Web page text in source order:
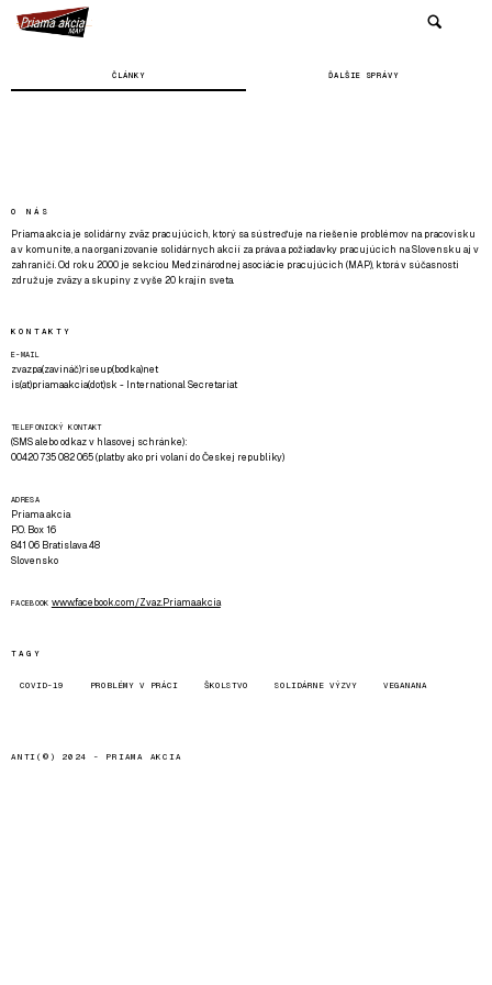
ČLÁNKY ĎALŠIE SPRÁVY
O NÁS
Priama akcia je solidárny zväz pracujúcich, ktorý sa sústreďuje na riešenie problémov na pracovisku
a v komunite, a na organizovanie solidárnych akcií za práva a požiadavky pracujúcich na Slovensku aj v
zahraničí. Od roku 2000 je sekciou Medzinárodnej asociácie pracujúcich (MAP), ktorá v súčasnosti
združuje zväzy a skupiny z vyše 20 krajín sveta.
KONTAKTY
E-MAIL
zvazpa(zavináč)riseup(bodka)net
is(at)priamaakcia(dot)sk - International Secretariat
TELEFONICKÝ KONTAKT
(SMS alebo odkaz v hlasovej schránke):
00420 735 082 065 (platby ako pri volaní do Českej republiky)
ADRESA
Priama akcia
P.O. Box 16
841 06 Bratislava 48
Slovensko
FACEBOOK www.facebook.com/Zvaz.Priama.akcia
TAGY
COVID-19 PROBLÉMY V PRÁCI ŠKOLSTVO SOLIDÁRNE VÝZVY VEGANANA
ANTI(©) 2024 - PRIAMA AKCIA